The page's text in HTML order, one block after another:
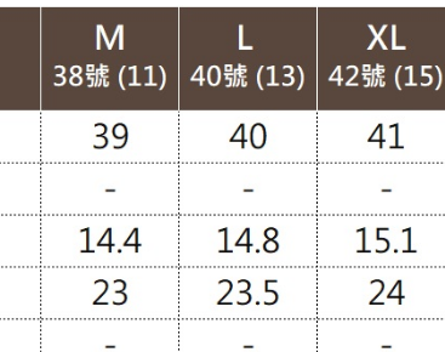
大嘴鳥宅配通
每筆NT$100，滿NT$988(含以上)免運
貨到付款
每筆NT$120
【法式小香風】
【布料指南】 羽絨
外套 │JACKET 背心外套